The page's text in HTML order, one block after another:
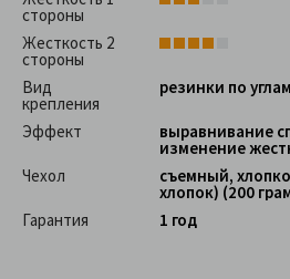
стороны
Жесткость 2
стороны
Вид
крепления
резинки по углам
Эффект выравнивание
изменение
Чехол
съемный,
хлопок) (200
Гарантия
1 год